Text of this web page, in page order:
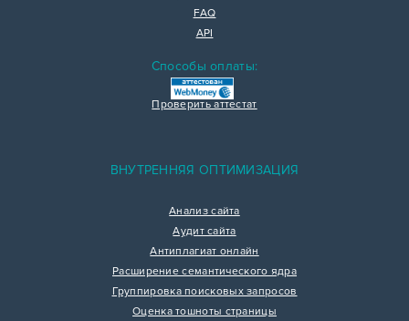
FAQ
API
Способы оплаты:
Проверить аттестат
ВНУТРЕННЯЯ ОПТИМИЗАЦИЯ
Анализ сайта
Аудит сайта
Антиплагиат онлайн
Расширение семантического ядра
Группировка поисковых запросов
Оценка тошноты страницы